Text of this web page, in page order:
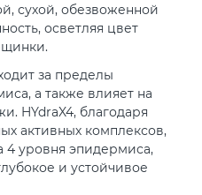
сухой, обезвоженной
осветляя цвет
за пределы
а также влияет на
HYdraX4, благодаря
активных комплексов,
4 уровня эпидермиса,
и устойчивое